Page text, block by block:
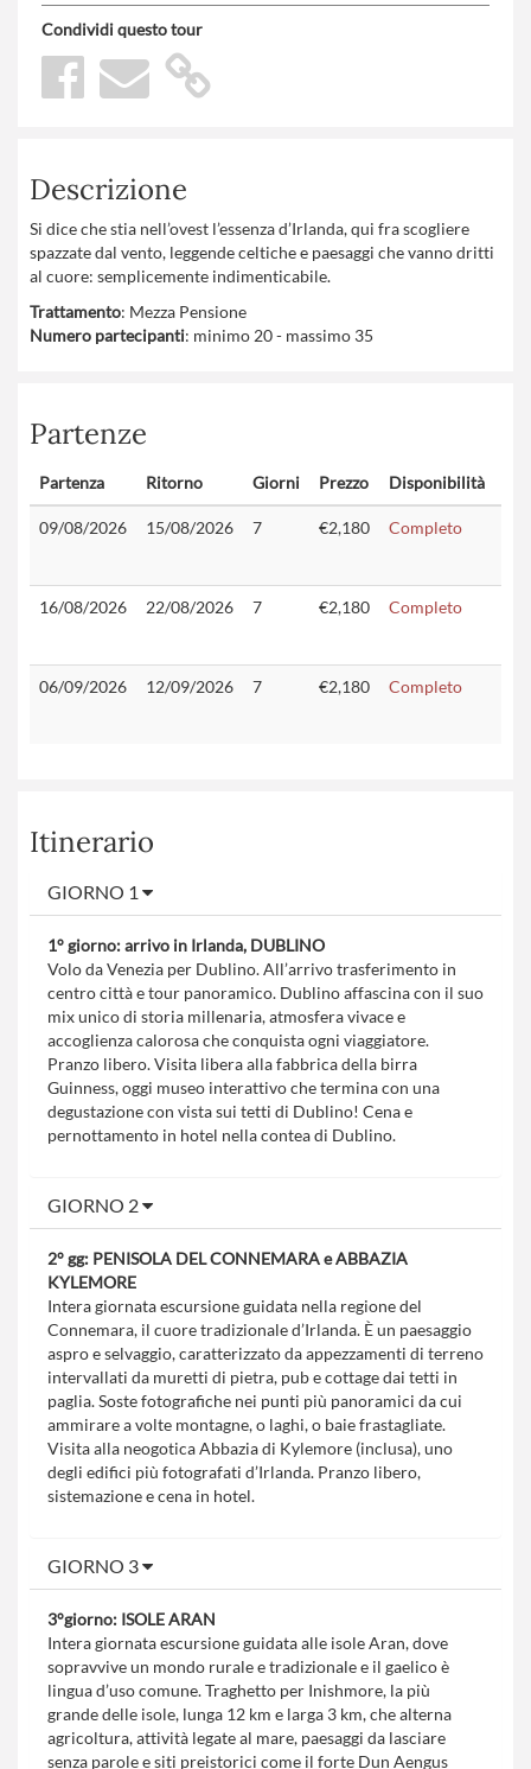
Condividi questo tour
Descrizione
Si dice che stia nell’ovest l’essenza d’Irlanda, qui fra scogliere
spazzate dal vento, leggende celtiche e paesaggi che vanno dritti
al cuore: semplicemente indimenticabile.
Trattamento: Mezza Pensione
Numero partecipanti: minimo 20 - massimo 35
Partenze
Partenza Ritorno Giorni Prezzo Disponibilità
09/08/2026 15/08/2026 7 €2,180 Completo
16/08/2026 22/08/2026 7 €2,180 Completo
06/09/2026 12/09/2026 7 €2,180 Completo
Itinerario
GIORNO 1
1° giorno: arrivo in Irlanda, DUBLINO
Volo da Venezia per Dublino. All’arrivo trasferimento in
centro città e tour panoramico. Dublino affascina con il suo
mix unico di storia millenaria, atmosfera vivace e
accoglienza calorosa che conquista ogni viaggiatore.
Pranzo libero. Visita libera alla fabbrica della birra
Guinness, oggi museo interattivo che termina con una
degustazione con vista sui tetti di Dublino! Cena e
pernottamento in hotel nella contea di Dublino.
GIORNO 2
2° gg: PENISOLA DEL CONNEMARA e ABBAZIA
KYLEMORE
Intera giornata escursione guidata nella regione del
Connemara, il cuore tradizionale d’Irlanda. È un paesaggio
aspro e selvaggio, caratterizzato da appezzamenti di terreno
intervallati da muretti di pietra, pub e cottage dai tetti in
paglia. Soste fotografiche nei punti più panoramici da cui
ammirare a volte montagne, o laghi, o baie frastagliate.
Visita alla neogotica Abbazia di Kylemore (inclusa), uno
degli edifici più fotografati d’Irlanda. Pranzo libero,
sistemazione e cena in hotel.
GIORNO 3
3°giorno: ISOLE ARAN
Intera giornata escursione guidata alle isole Aran, dove
sopravvive un mondo rurale e tradizionale e il gaelico è
lingua d’uso comune. Traghetto per Inishmore, la più
grande delle isole, lunga 12 km e larga 3 km, che alterna
agricoltura, attività legate al mare, paesaggi da lasciare
senza parole e siti preistorici come il forte Dun Aengus